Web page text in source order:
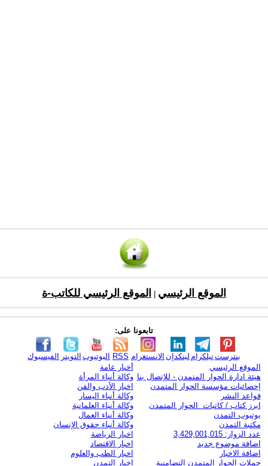
الموقع الرئيسي الموقع الرئيسي للكاتب-ة
تابعونا على:
الفيسبوك التويتر اليوتيوب RSS الانستغرام لينكدإن تيلكرامبنترست
الموقع الرئيسي
هيئة ادارة الحوار المتمدن - للإتصال بنا
إحصائيات مؤسسة الحوار المتمدن
قواعد النشر
ابرز كتاب / كاتبات الحوار المتمدن
يوتيوب التمدن
مكتبة التمدن
عدد الزوار: 3,429,001,015
اضافة موضوع جديد
اضافة الاخبار
حملات الحوار المتمدن التضامنية
أخبار عامة
وكالة أنباء المرأة
اخبار الأدب والفن
وكالة أنباء اليسار
وكالة أنباء العلمانية
وكالة أنباء العمال
وكالة أنباء حقوق الإنسان
اخبار الرياضة
اخبار الاقتصاد
اخبار الطب والعلوم
اخبار التمدن